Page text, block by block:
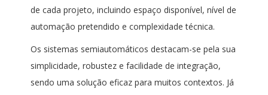
de cada projeto, incluindo espaço disponível, nível de
automação pretendido e complexidade técnica.
Os sistemas semiautomáticos destacam-se pela sua
simplicidade, robustez e facilidade de integração,
sendo uma solução eficaz para muitos contextos. Já